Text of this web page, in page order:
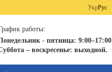
УкрРус
работы:
- пятница: 9:00–17:00
– воскресенье: выходной.